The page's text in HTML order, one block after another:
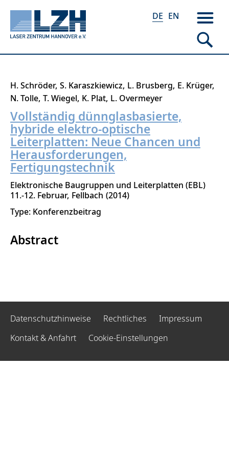
Direkt
zum
Inhalt
DE EN
H. Schröder S. Karaszkiewicz L. Brusberg E. Krüger
N. Tolle T. Wiegel K. Plat L. Overmeyer
Vollständig dünnglasbasierte,
hybride elektro-optische
Leiterplatten: Neue Chancen und
Herausforderungen,
Fertigungstechnik
Elektronische Baugruppen und Leiterplatten (EBL)
11.-12. Februar Fellbach 2014
Type: Konferenzbeitrag
Abstract
Datenschutzhinweise Rechtliches
Impressum
Kontakt & Anfahrt
Cookie-Einstellungen